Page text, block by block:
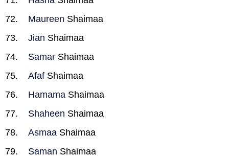
Maureen Shaimaa
Jian Shaimaa
Samar Shaimaa
Afaf Shaimaa
Hamama Shaimaa
Shaheen Shaimaa
Asmaa Shaimaa
Saman Shaimaa